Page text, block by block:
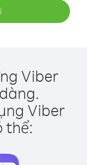
Viber
Viber
thể: